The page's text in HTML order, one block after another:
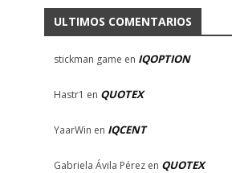
ULTIMOS COMENTARIOS
stickman game en IQOPTION
Hastr1 en QUOTEX
YaarWin en IQCENT
Gabriela Ávila Pérez en QUOTEX